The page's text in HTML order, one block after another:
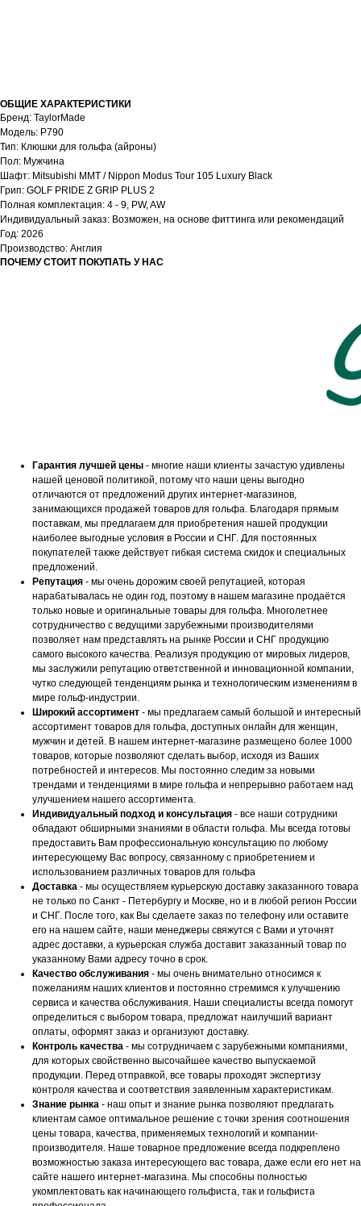
ОБЩИЕ ХАРАКТЕРИСТИКИ
Бренд: TaylorMade
Модель: P790
Тип: Клюшки для гольфа (айроны)
Пол: Мужчина
Шафт: Mitsubishi MMT / Nippon Modus Tour 105 Luxury Black
Грип: GOLF PRIDE Z GRIP PLUS 2
Полная комплектация: 4 - 9, PW, AW
Индивидуальный заказ: Возможен, на основе фиттинга или рекомендаций
Год: 2026
Производство: Англия
ПОЧЕМУ СТОИТ ПОКУПАТЬ У НАС
Гарантия лучшей цены - многие наши клиенты зачастую удивлены
нашей ценовой политикой, потому что наши цены выгодно
отличаются от предложений других интернет-магазинов,
занимающихся продажей товаров для гольфа. Благодаря прямым
поставкам, мы предлагаем для приобретения нашей продукции
наиболее выгодные условия в России и СНГ. Для постоянных
покупателей также действует гибкая система скидок и специальных
предложений.
Репутация - мы очень дорожим своей репутацией, которая
нарабатывалась не один год, поэтому в нашем магазине продаётся
только новые и оригинальные товары для гольфа. Многолетнее
сотрудничество с ведущими зарубежными производителями
позволяет нам представлять на рынке России и СНГ продукцию
самого высокого качества. Реализуя продукцию от мировых лидеров,
мы заслужили репутацию ответственной и инновационной компании,
чутко следующей тенденциям рынка и технологическим изменениям в
мире гольф-индустрии.
Широкий ассортимент - мы предлагаем самый большой и интересный
ассортимент товаров для гольфа, доступных онлайн для женщин,
мужчин и детей. В нашем интернет-магазине размещено более 1000
товаров, которые позволяют сделать выбор, исходя из Ваших
потребностей и интересов. Мы постоянно следим за новыми
трендами и тенденциями в мире гольфа и непрерывно работаем над
улучшением нашего ассортимента.
Индивидуальный подход и консультация - все наши сотрудники
обладают обширными знаниями в области гольфа. Мы всегда готовы
предоставить Вам профессиональную консультацию по любому
интересующему Вас вопросу, связанному с приобретением и
использованием различных товаров для гольфа
Доставка - мы осуществляем курьерскую доставку заказанного товара
не только по Санкт - Петербургу и Москве, но и в любой регион России
и СНГ. После того, как Вы сделаете заказ по телефону или оставите
его на нашем сайте, наши менеджеры свяжутся с Вами и уточнят
адрес доставки, а курьерская служба доставит заказанный товар по
указанному Вами адресу точно в срок.
Качество обслуживания - мы очень внимательно относимся к
пожеланиям наших клиентов и постоянно стремимся к улучшению
сервиса и качества обслуживания. Наши специалисты всегда помогут
определиться с выбором товара, предложат наилучший вариант
оплаты, оформят заказ и организуют доставку.
Контроль качества - мы сотрудничаем с зарубежными компаниями,
для которых свойственно высочайшее качество выпускаемой
продукции. Перед отправкой, все товары проходят экспертизу
контроля качества и соответствия заявленным характеристикам.
Знание рынка - наш опыт и знание рынка позволяют предлагать
клиентам самое оптимальное решение с точки зрения соотношения
цены товара, качества, применяемых технологий и компании-
производителя. Наше товарное предложение всегда подкреплено
возможностью заказа интересующего вас товара, даже если его нет на
сайте нашего интернет-магазина. Мы способны полностью
укомплектовать как начинающего гольфиста, так и гольфиста